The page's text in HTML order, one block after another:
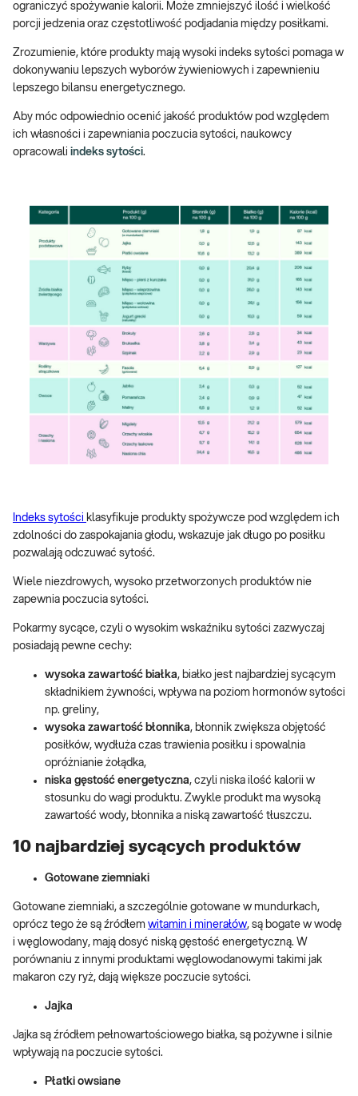
ograniczyć spożywanie kalorii. Może zmniejszyć ilość i wielkość
porcji jedzenia oraz częstotliwość podjadania między posiłkami.
Zrozumienie, które produkty mają wysoki indeks sytości pomaga w
dokonywaniu lepszych wyborów żywieniowych i zapewnieniu
lepszego bilansu energetycznego.
Aby móc odpowiednio ocenić jakość produktów pod względem
ich własności i zapewniania poczucia sytości, naukowcy
opracowali indeks sytości.
Indeks sytości klasyfikuje produkty spożywcze pod względem ich
zdolności do zaspokajania głodu, wskazuje jak długo po posiłku
pozwalają odczuwać sytość.
Wiele niezdrowych, wysoko przetworzonych produktów nie
zapewnia poczucia sytości.
Pokarmy sycące, czyli o wysokim wskaźniku sytości zazwyczaj
posiadają pewne cechy:
wysoka zawartość białka, białko jest najbardziej sycącym
składnikiem żywności, wpływa na poziom hormonów sytości
np. greliny,
wysoka zawartość błonnika, błonnik zwiększa objętość
posiłków, wydłuża czas trawienia posiłku i spowalnia
opróżnianie żołądka,
niska gęstość energetyczna, czyli niska ilość kalorii w
stosunku do wagi produktu. Zwykle produkt ma wysoką
zawartość wody, błonnika a niską zawartość tłuszczu.
10 najbardziej sycących produktów
Gotowane ziemniaki
Gotowane ziemniaki, a szczególnie gotowane w mundurkach,
oprócz tego że są źródłem witamin i minerałów, są bogate w wodę
i węglowodany, mają dosyć niską gęstość energetyczną. W
porównaniu z innymi produktami węglowodanowymi takimi jak
makaron czy ryż, dają większe poczucie sytości.
Jajka
Jajka są źródłem pełnowartościowego białka, są pożywne i silnie
wpływają na poczucie sytości.
Płatki owsiane